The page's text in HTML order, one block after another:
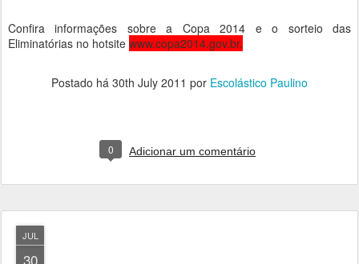
Confira informações sobre a Copa 2014 e o sorteio das
Eliminatórias no hotsite www.copa2014.gov.br.
Postado há 30th July 2011 por Escolástico Paulino
0 Adicionar um comentário
JUL
30